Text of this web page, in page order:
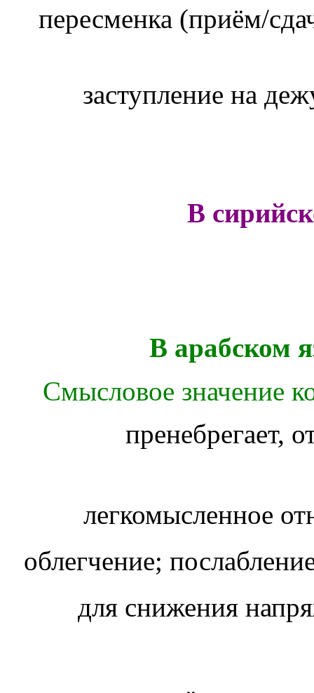
пересменка (приём/
заступление на
В
В арабском
Смысловое значение
легкомысленное
облегчение;
для снижения